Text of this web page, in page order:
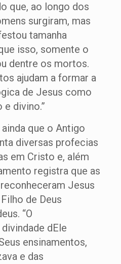
que, ao longo dos
surgiram, mas
tamanha
isso, somente o
dentre os mortos.
ajudam a formar a
de Jesus como
e divino.”
que o Antigo
diversas profecias
em Cristo e, além
registra que as
Jesus
de Deus
“O
dEle
ensinamentos,
e das